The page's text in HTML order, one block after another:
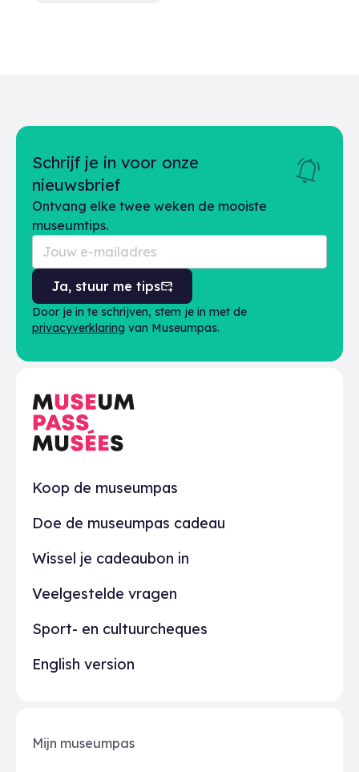
Praktisch
Koop de museumpas
Doe de museumpas cadeau
Wissel je cadeaubon in
Veelgestelde vragen
Sport- en cultuurcheques
English version
Schrijf je in voor onze
nieuwsbrief
Ontvang elke twee weken de mooiste
museumtips.
Ja, stuur me tips
Door je in te schrijven, stem je in met de
privacyverklaring van Museumpas.
Mijn museumpas